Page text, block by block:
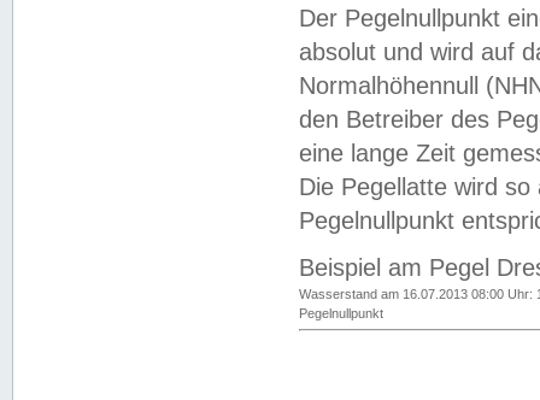
Der Pegelnullpunkt
absolut und wird auf
Normalhöhennull
den Betreiber des
eine lange Zeit
Die Pegellatte wird
Pegelnullpunkt
Beispiel am Pegel
Wasserstand am 16.07.2013 08:00 Uhr:
Pegelnullpunkt